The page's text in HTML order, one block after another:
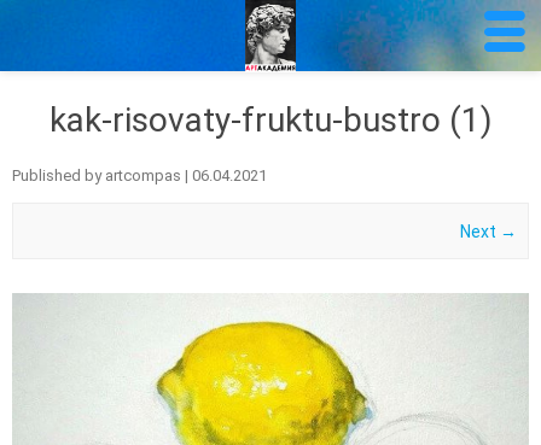
kak-risovaty-fruktu-bustro (1)
Published by artcompas | 06.04.2021
Next →